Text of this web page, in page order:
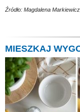
Źródło: Magdalena
MIESZKAJ